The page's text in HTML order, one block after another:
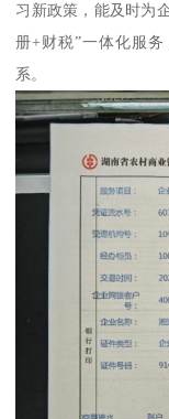
习新政策，能及时为
册+财税”一体化服
系。